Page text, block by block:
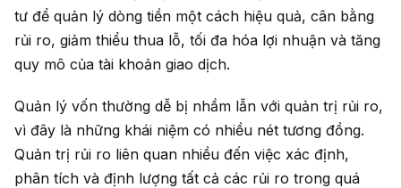
tư để quản lý dòng tiền một cách hiệu quả, cân bằng
rủi ro, giảm thiểu thua lỗ, tối đa hóa lợi nhuận và tăng
quy mô của tài khoản giao dịch.
Quản lý vốn thường dễ bị nhầm lẫn với quản trị rủi ro,
vì đây là những khái niệm có nhiều nét tương đồng.
Quản trị rủi ro liên quan nhiều đến việc xác định,
phân tích và định lượng tất cả các rủi ro trong quá